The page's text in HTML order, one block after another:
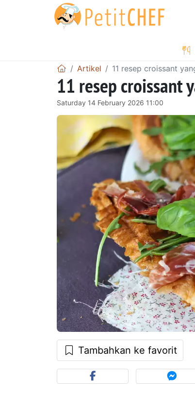
Artikel 11 resep croissant
11 resep croissant
Saturday 14 February 2026 11:00
Tambahkan ke favorit